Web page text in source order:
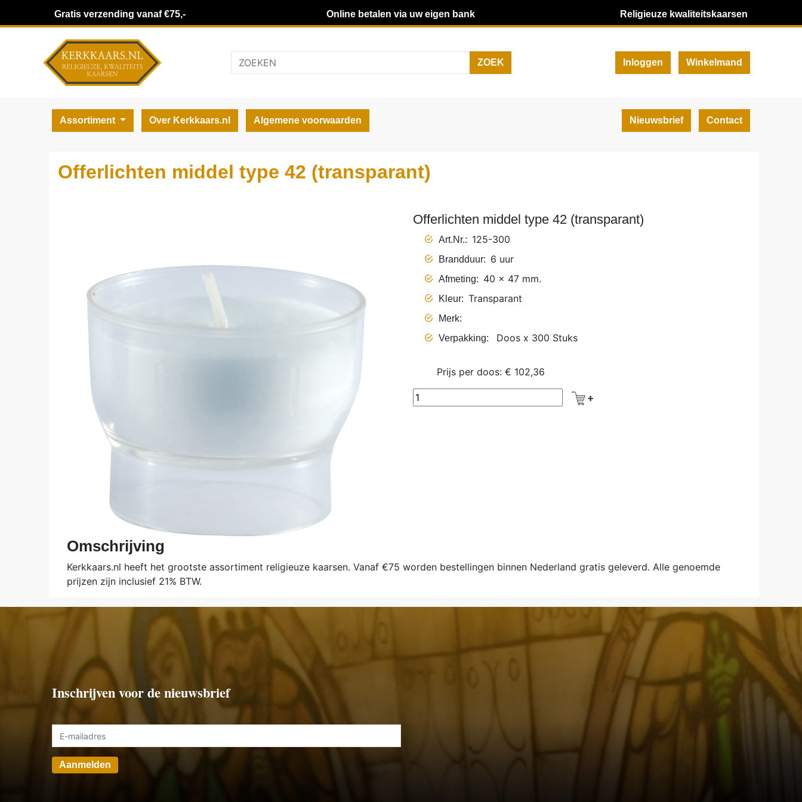
Gratis verzending vanaf €75,- Online betalen via uw eigen bank Religieuze kwaliteitskaarsen
Inloggen Winkelmand
Assortiment Over Kerkkaars.nl Algemene voorwaarden Nieuwsbrief Contact
Offerlichten middel type 42 (transparant)
Offerlichten middel type 42 (transparant)
Art.Nr. 125-300
Brandduur 6 uur
Afmeting 40 x 47 mm.
Kleur Transparant
Merk
Verpakking
Doos x 300 Stuks
Prijs per doos: € 102,36
Omschrijving
Kerkkaars.nl heeft het grootste assortiment religieuze kaarsen. Vanaf €75 worden bestellingen binnen Nederland gratis geleverd. Alle genoemde
prijzen zijn inclusief 21% BTW.
Inschrijven voor de nieuwsbrief
Aanmelden